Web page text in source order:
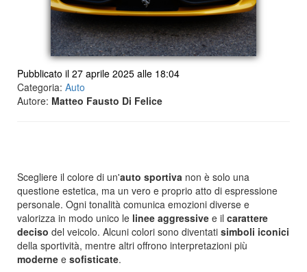
Pubblicato il 27 aprile 2025 alle 18:04
Categoria: Auto
Autore: Matteo Fausto Di Felice
Scegliere il colore di un'auto sportiva non è solo una
questione estetica, ma un vero e proprio atto di espressione
personale. Ogni tonalità comunica emozioni diverse e
valorizza in modo unico le linee aggressive e il carattere
deciso del veicolo. Alcuni colori sono diventati simboli iconici
della sportività, mentre altri offrono interpretazioni più
moderne e sofisticate.